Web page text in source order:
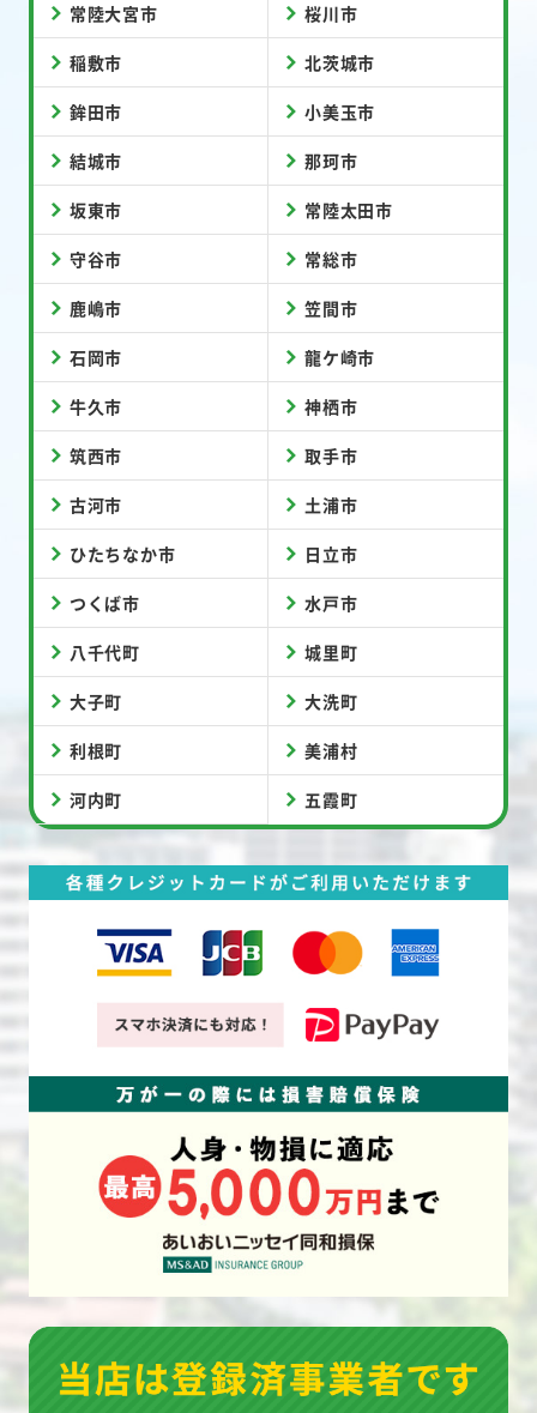
常陸大宮市 桜川市
稲敷市 北茨城市
鉾田市 小美玉市
結城市 那珂市
坂東市 常陸太田市
守谷市 常総市
鹿嶋市 笠間市
石岡市 龍ケ崎市
牛久市 神栖市
筑西市 取手市
古河市 土浦市
ひたちなか市 日立市
つくば市 水戸市
八千代町 城里町
大子町 大洗町
利根町 美浦村
河内町 五霞町